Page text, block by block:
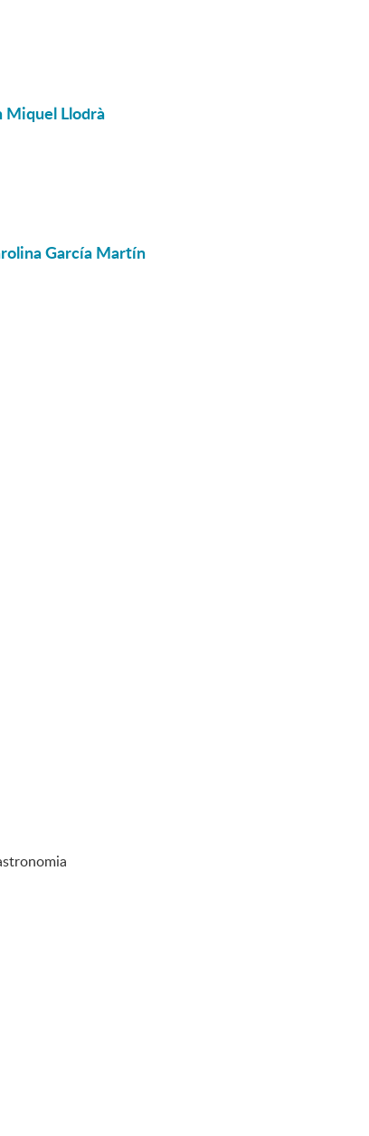
Miquel Llodrà
García Martín